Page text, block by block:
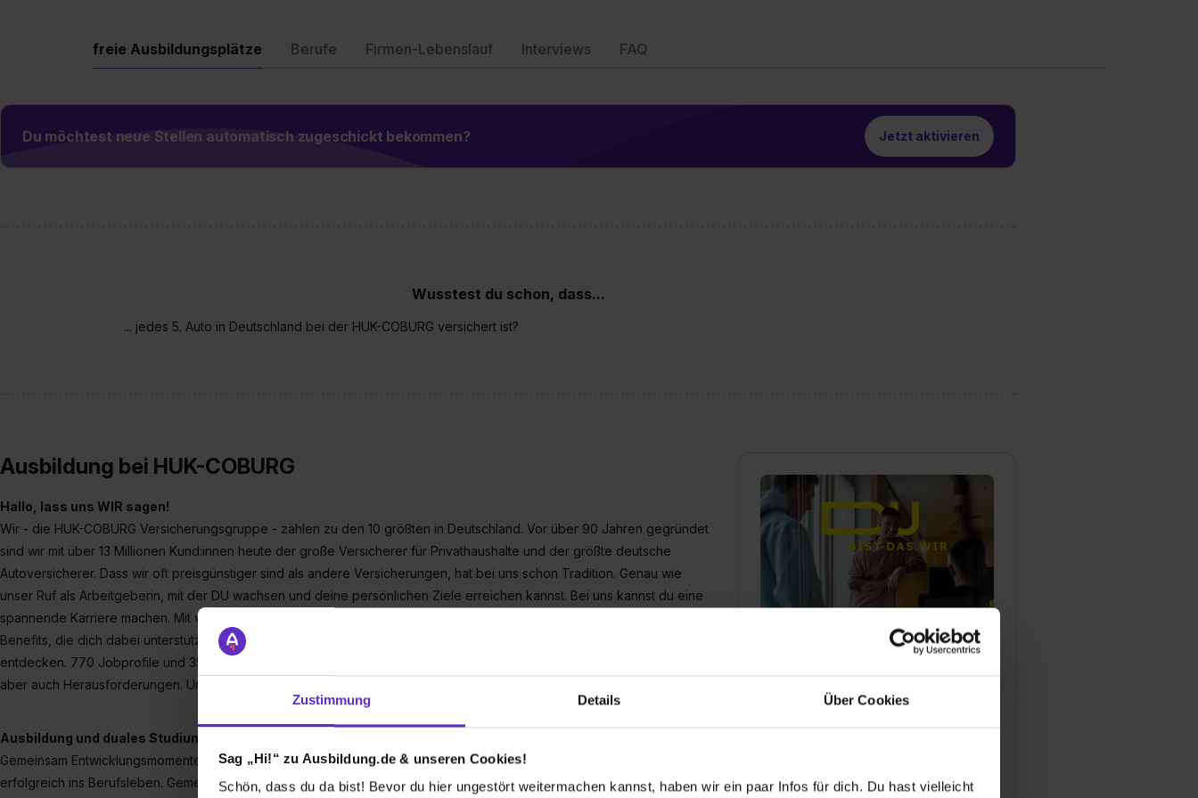
Zustimmung Details Über Cookies
Sag „Hi!“ zu Ausbildung.de & unseren Cookies!
Schön, dass du da bist! Bevor du hier ungestört weitermachen kannst, haben wir ein paar Infos für dich. Du hast vielleicht
freie Ausbildungsplätze Berufe Firmen-Lebenslauf Interviews FAQ
Du möchtest neue Stellen automatisch zugeschickt bekommen? Jetzt aktivieren
Wusstest du schon, dass...
... jedes 5. Auto in Deutschland bei der HUK-COBURG versichert ist?
Bahnhofsplatz
96450 Coburg
1933
Ausbildung bei HUK-COBURG
Hallo, lass uns WIR sagen!
Wir - die HUK-COBURG Versicherungsgruppe - zählen zu den 10 größten in Deutschland. Vor über 90 Jahren gegründet
sind wir mit über 13 Millionen Kund:innen heute der große Versicherer für Privathaushalte und der größte deutsche
Autoversicherer. Dass wir oft preisgünstiger sind als andere Versicherungen, hat bei uns schon Tradition. Genau wie
unser Ruf als Arbeitgeberin, mit der DU wachsen und deine persönlichen Ziele erreichen kannst. Bei uns kannst du eine
spannende Karriere machen. Mit viel Teamgeist und Wir-Gefühl. Außerdem bieten wir dir eine ganze Reihe attraktiver
Benefits, die dich dabei unterstützen, dich beruflich weiterzuentwickeln – und immer wieder neue Möglichkeiten zu
entdecken. 770 Jobprofile und 35 Abteilungen – macht zusammen: unzählige berufliche Möglichkeiten. Voller Chancen,
aber auch Herausforderungen. Und immer ganz schön dynamisch. Nicht nur in Coburg, sondern in ganz Deutschland.
Ausbildung und duales Studium in der HUK-COBURG
Gemeinsam Entwicklungsmomente erleben: Mit dir starten in der HUK rund 120 Auszubildende und Studierende
erfolgreich ins Berufsleben. Gemeinsam werdet ihr Teil unseres WIRs: Ihr seid unsere Nachwuchstalente und damit einer